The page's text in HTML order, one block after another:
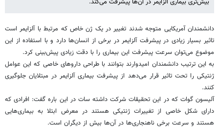
دانشمندان آمریکایی متوجه شدند تغییر در یک ژن خاص که مرتبط با آلزایمر است
تاثیر بسیار زیادی در پیشرفت آلزایمر در برخی از انسان‌ها دارد و با استفاده از این
موضوع می‌توان سرعت پیشرفت این بیماری را با دقت زیادی پیش‌بینی کرد.
به این ترتیب دانشمندان امیدوارند بتوانند با طراحی داروهای خاصی که این عوامل
ژنتیکی را تحت تاثیر قرار می‌دهد از پیشرفت بیماری آلزایمر در مبتلایان جلوگیری
کنند.
آلیسون گوات که در این تحقیقات شرکت داشته سات در این باره گفت: افرادی که
دارای شکل خاصی از تغییرات ژنتیکی هستند در معرض ابتلا به بیماری‌هایی
هستند و سرعت برخی ناهنجاری‌ها در آن‌ها بیش از دیگران است.